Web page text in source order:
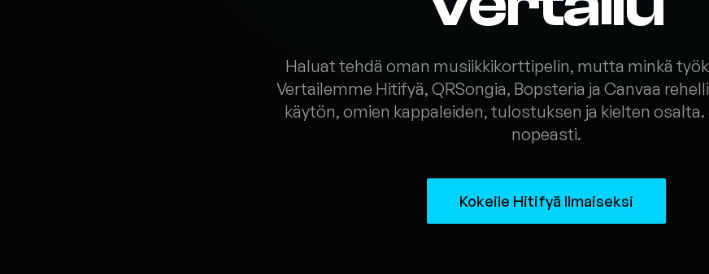
Haluat tehdä oman musiikkikorttipelin, mutta minkä
Vertailemme Hitifyä, QRSongia, Bopsteria ja Canvaa
käytön, omien kappaleiden, tulostuksen ja kielten
nopeasti.
Kokeile Hitifyä Ilmaiseksi